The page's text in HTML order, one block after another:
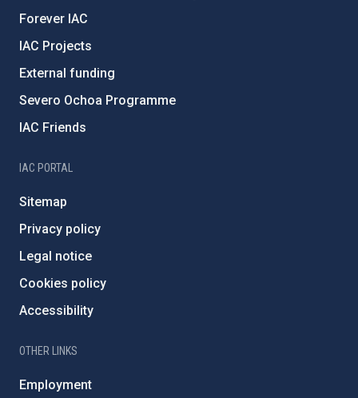
Forever IAC
IAC Projects
External funding
Severo Ochoa Programme
IAC Friends
IAC PORTAL
Sitemap
Privacy policy
Legal notice
Cookies policy
Accessibility
OTHER LINKS
Employment